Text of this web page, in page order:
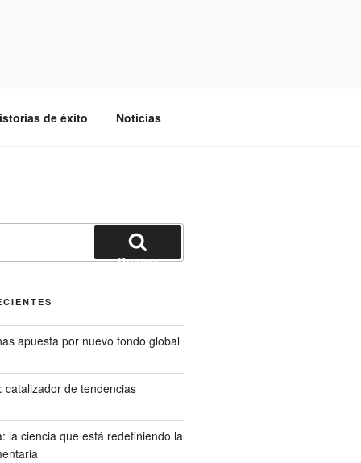
de éxito Noticias
Buscar
apuesta por nuevo fondo global
catalizador de tendencias
la ciencia que está redefiniendo la